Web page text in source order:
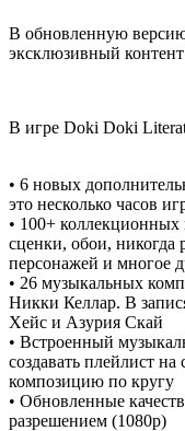
В обновленную
эксклюзивный
В игре Doki Doki
• 6 новых
это несколько часов
• 100+
сценки, обои, никогда
персонажей и многое
• 26 музыкальных
Никки Келлар. В
Хейс и Азурия Скай
• Встроенный
создавать плейлист
композицию по кругу
• Обновленные
разрешением (1080p)